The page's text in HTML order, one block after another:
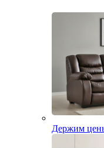
Держим